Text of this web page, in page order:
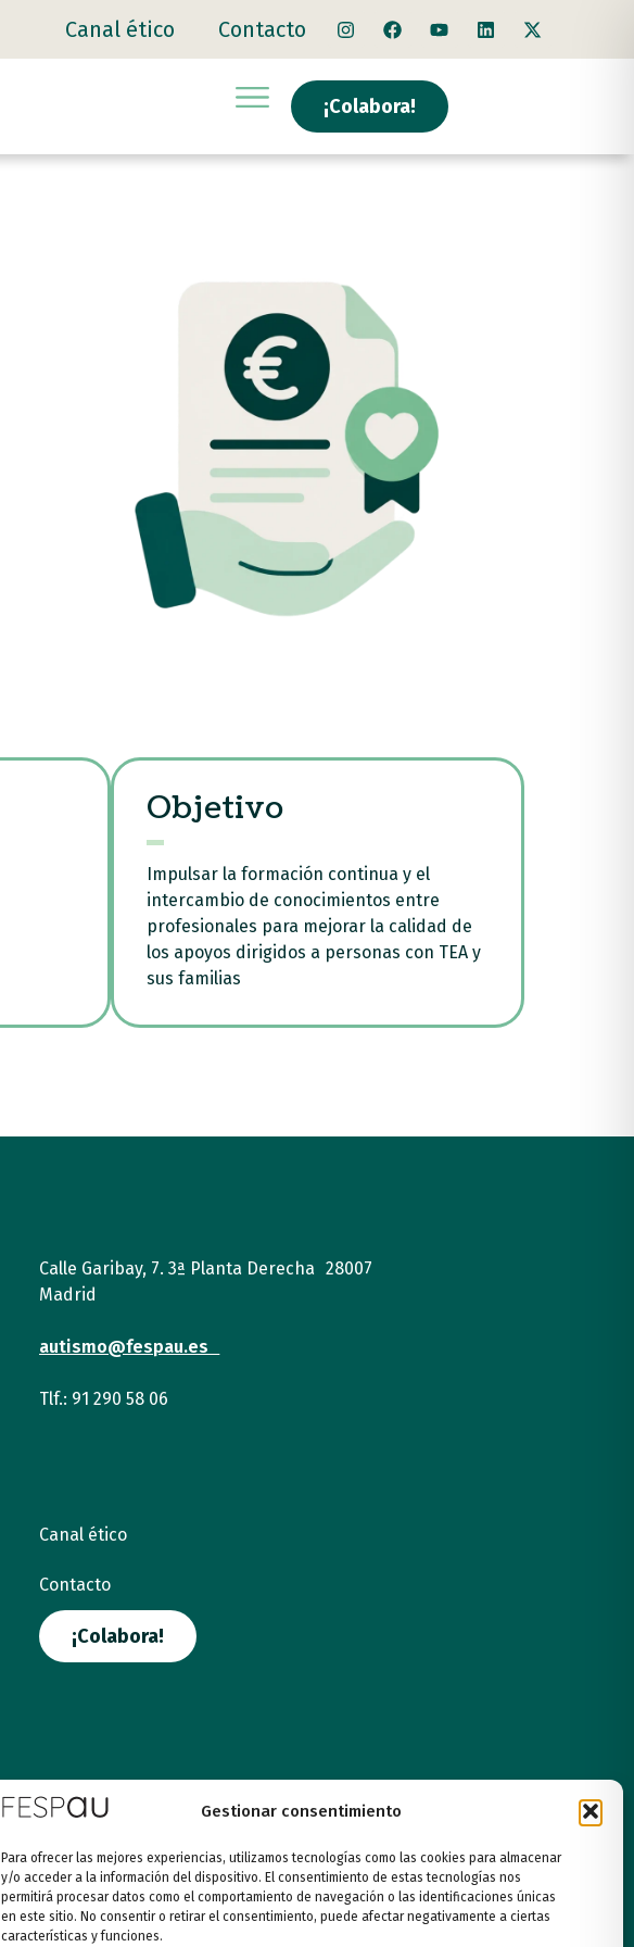
Gestionar consentimiento
Para ofrecer las mejores experiencias, utilizamos tecnologías como las cookies para almacenar
y/o acceder a la información del dispositivo. El consentimiento de estas tecnologías nos
permitirá procesar datos como el comportamiento de navegación o las identificaciones únicas
en este sitio. No consentir o retirar el consentimiento, puede afectar negativamente a ciertas
características y funciones.
Canal ético Contacto
¡Colabora!
Objetivo
Impulsar la formación continua y el
intercambio de conocimientos entre
profesionales para mejorar la calidad de
los apoyos dirigidos a personas con TEA y
sus familias
Calle Garibay, 7. 3ª Planta Derecha 28007
Madrid
autismo@fespau.es
Tlf.: 91 290 58 06
Canal ético
Contacto
¡Colabora!